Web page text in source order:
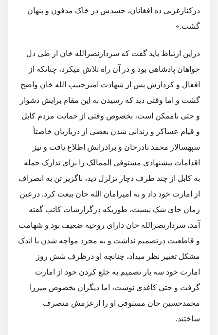
درکنارغربی ده افغانان، جسدش در خاک مدفون و پنهان
گشت.»
دراین ارتباط باید گفت که سردارنصرالله خان از طی دل
خواهان پادشاهی بود و در آن راه تلاش میکرد، چنانکه از
افعال و کردارش پس از شهادت امیرحبیب الله خان واضح
گشت و اما وقتی دید که رسیدن به این مقام برایش دشوار
و حتی ناممکن است، بخصوص وقتی از حمایت مردم کابل
و قیام عساکر و زندانی شدن بعضی از درباریان خاصتاً
سپهسالار محمد نادرخان و برادرانش اطلاع یافت و نیز
اقدامات پیشنهادی مستوفی الممالک را برای تدارک حمله
به کابل از چند طرف دچار تزلزل دید، ناگزیر تن به انصراف
از امارت خود داد و به امیرامان الله خان بیعت کرد. درعین
زمان جای شک نیست، طوریکه درگزارشات کاتب گفته
آمد، سردارنصرالله خان دارای روحیه ضعیف بود و شهامت
و قاطعیت درتصمیم نداشت و به مجرد مواجه شدن با اندک
مشکل تغییر نظر میداد، چنانچه او درظرف شش روز
امارت خود سه بار تصمیم به خلع کردن خود از امارت
گرفت و حتی کاغذی نوشت، اما دیگران بخصوص میرزا
محمدحسین خان مستوفی او را ازعزمش منصرف
ساختند.